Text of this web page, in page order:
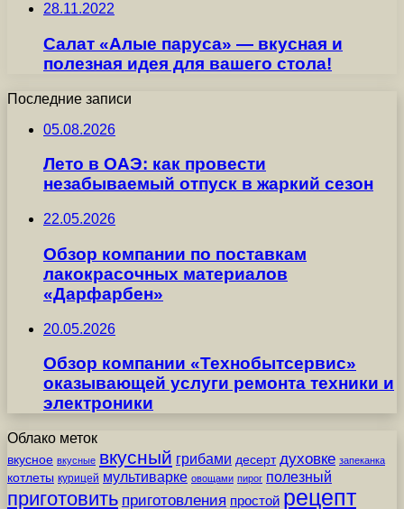
28.11.2022
Салат «Алые паруса» — вкусная и
полезная идея для вашего стола!
Последние записи
05.08.2026
Лето в ОАЭ: как провести
незабываемый отпуск в жаркий сезон
22.05.2026
Обзор компании по поставкам
лакокрасочных материалов
«Дарфарбен»
20.05.2026
Обзор компании «Технобытсервис»
оказывающей услуги ремонта техники и
электроники
Облако меток
вкусное вкусные вкусный грибами десерт духовке запеканка
котлеты курицей мультиварке овощами пирог полезный
приготовить приготовления простой рецепт